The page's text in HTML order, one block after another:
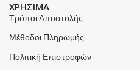
ΧΡΗΣΙΜΑ
Τρόποι Αποστολής
Μέθοδοι Πληρωμής
Πολιτική Επιστροφών